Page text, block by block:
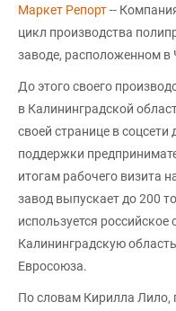
Маркет Репорт--
цикл производства
заводе, расположенном в
До этого своего
в Калининградской
своей странице в
поддержки
итогам рабочего визита
завод выпускает до 200
используется
Калининградскую
Евросоюза.
По словам Кирилла Лило,